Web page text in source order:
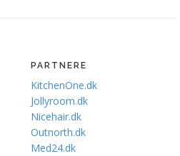
PARTNERE
KitchenOne.dk
Jollyroom.dk
Nicehair.dk
Outnorth.dk
Med24.dk